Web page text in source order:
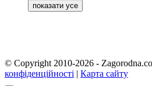
© Copyright 2010-2026 -
конфіденційності | Карта сайту